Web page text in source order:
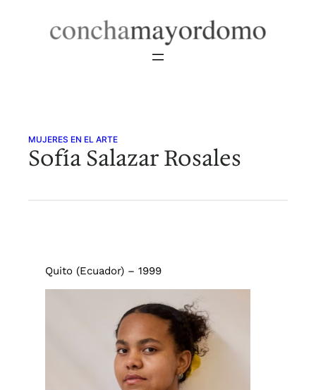
MUJERES EN EL ARTE
Sofía Salazar Rosales
Quito (Ecuador) – 1999